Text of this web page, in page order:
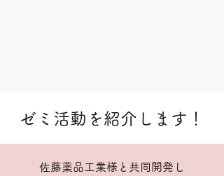
ゼミ活動を紹介します！
佐藤薬品工業様と共同開発し